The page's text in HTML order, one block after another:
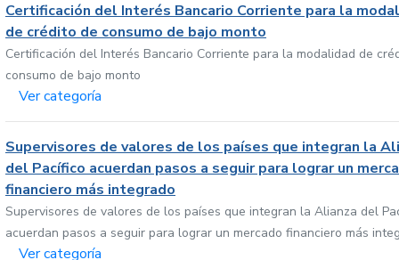
Certificación del Interés Bancario Corriente para la
de crédito de consumo de bajo monto
Certificación del Interés Bancario Corriente para la modalidad de
consumo de bajo monto
Ver categoría
Supervisores de valores de los países que integran la
del Pacífico acuerdan pasos a seguir para lograr un
financiero más integrado
Supervisores de valores de los países que integran la Alianza del
acuerdan pasos a seguir para lograr un mercado financiero más
Ver categoría